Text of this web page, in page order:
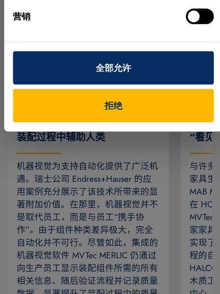
营销
全部允许
拒绝
机器视觉和人工智能如何在复杂
装配过程中辅助人类
机器视觉为支持自动化提供了广泛机
遇。瑞士公司 Endress+Hauser 的应
用案例充分展示了该技术所带来的显
著附加价值。在那里，机器视觉并不
是取代员工，而是与员工“携手协
作”。由于组件种类差异极大，完全
自动化并不可行。尽管如此，集成的
机器视觉软件 MVTec MERLIC 仍通过
向生产员工显示装配组件所需的所有
相关信息、随后验证流程并记录质量
3D 视
“看见
与许多
家具生
MAB
在
MVTec
家家具
实现了
程的自
木质工